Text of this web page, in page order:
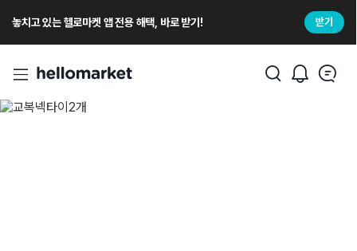
놓치고 있는 헬로마켓 앱 전용 해택, 바로 받기! 받기